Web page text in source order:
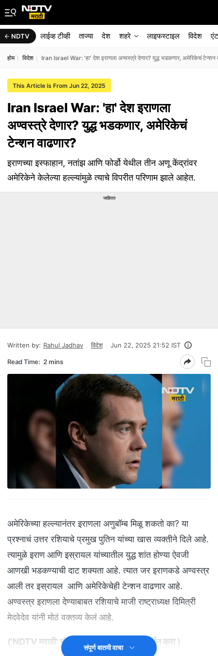
NDTV लाईव्ह टीव्ही ताज्या देश शहरे लाइफस्टाइल विदेश
होम विदेश Iran Israel War: 'हा' देश इराणला अण्वस्त्रे देणार? युद्ध भडकणार, अमेरिकेचं टेन्शन
This Article is From Jun 22, 2025
Iran Israel War: 'हा' देश इराणला
अण्वस्त्रे देणार? युद्ध भडकणार, अमेरिकेचं
टेन्शन वाढणार?
इराणच्या इस्फाहान, नतांझ आणि फोर्डो येथील तीन अणू केंद्रांवर
अमेरिकेने केलेल्या हल्ल्यांमुळे त्याचे विपरीत परिणाम झाले आहेत.
जाहिरात
Written by: Rahul Jadhav विदेश Jun 22, 2025 21:52 IST
Read Time: 2 mins
अमेरिकेच्या हल्ल्यानंतर इराणला अणुबॉम्ब मिळू शकतो का? या
प्रश्नाचं उत्तर रशियाचे प्रमुख पुतिन यांच्या खास व्यक्तीने दिले आहे.
त्यामुळे इराण आणि इस्रायल यांच्यातील युद्ध शांत होण्या ऐवजी
आणखी भडकण्याची दाट शक्यता आहे. त्यात जर इराणकडे अण्वस्त्र
आली तर इस्रायल आणि अमेरिकेचेही टेन्शन वाढणार आहे.
अण्वस्त्र इराणला देण्याबाबत रशियाचे माजी राष्ट्राध्यक्ष दिमित्री
मेदवेदेव यांनी मोठं वक्तव्य केलं आहे.
('NDTV मराठी' चं अधिकृत व्हॉट्सअ‍ॅप चॅनल जॉईन करा)
संपूर्ण बातमी वाचा